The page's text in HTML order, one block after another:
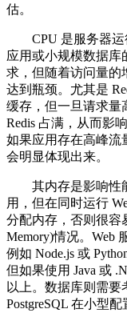
估。
CPU 是服务器运
应用或小规模数据库
求，但随着访问量的
达到瓶颈。尤其是
缓存，但一旦请求量
Redis 占满，从而影
如果应用存在高峰流
会明显体现出来。
其内存是影响性能
用，但在同时运行
分配内存，否则很容
Memory)情况。Web
例如 Node.js 或
但如果使用 Java 或
以上。数据库则需
PostgreSQL 在小型